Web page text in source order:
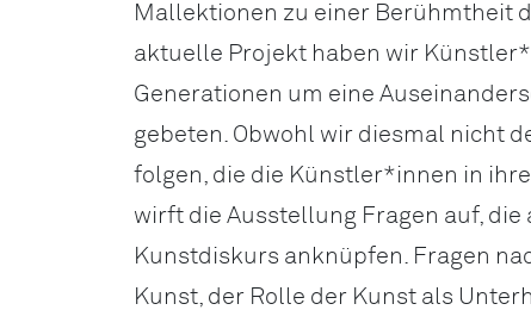
Mallektionen zu einer Berühmtheit
aktuelle Projekt haben wir
Generationen um eine
gebeten. Obwohl wir diesmal nicht
folgen, die die Künstler*innen in
wirft die Ausstellung Fragen auf, die
Kunstdiskurs anknüpfen. Fragen
Kunst, der Rolle der Kunst als